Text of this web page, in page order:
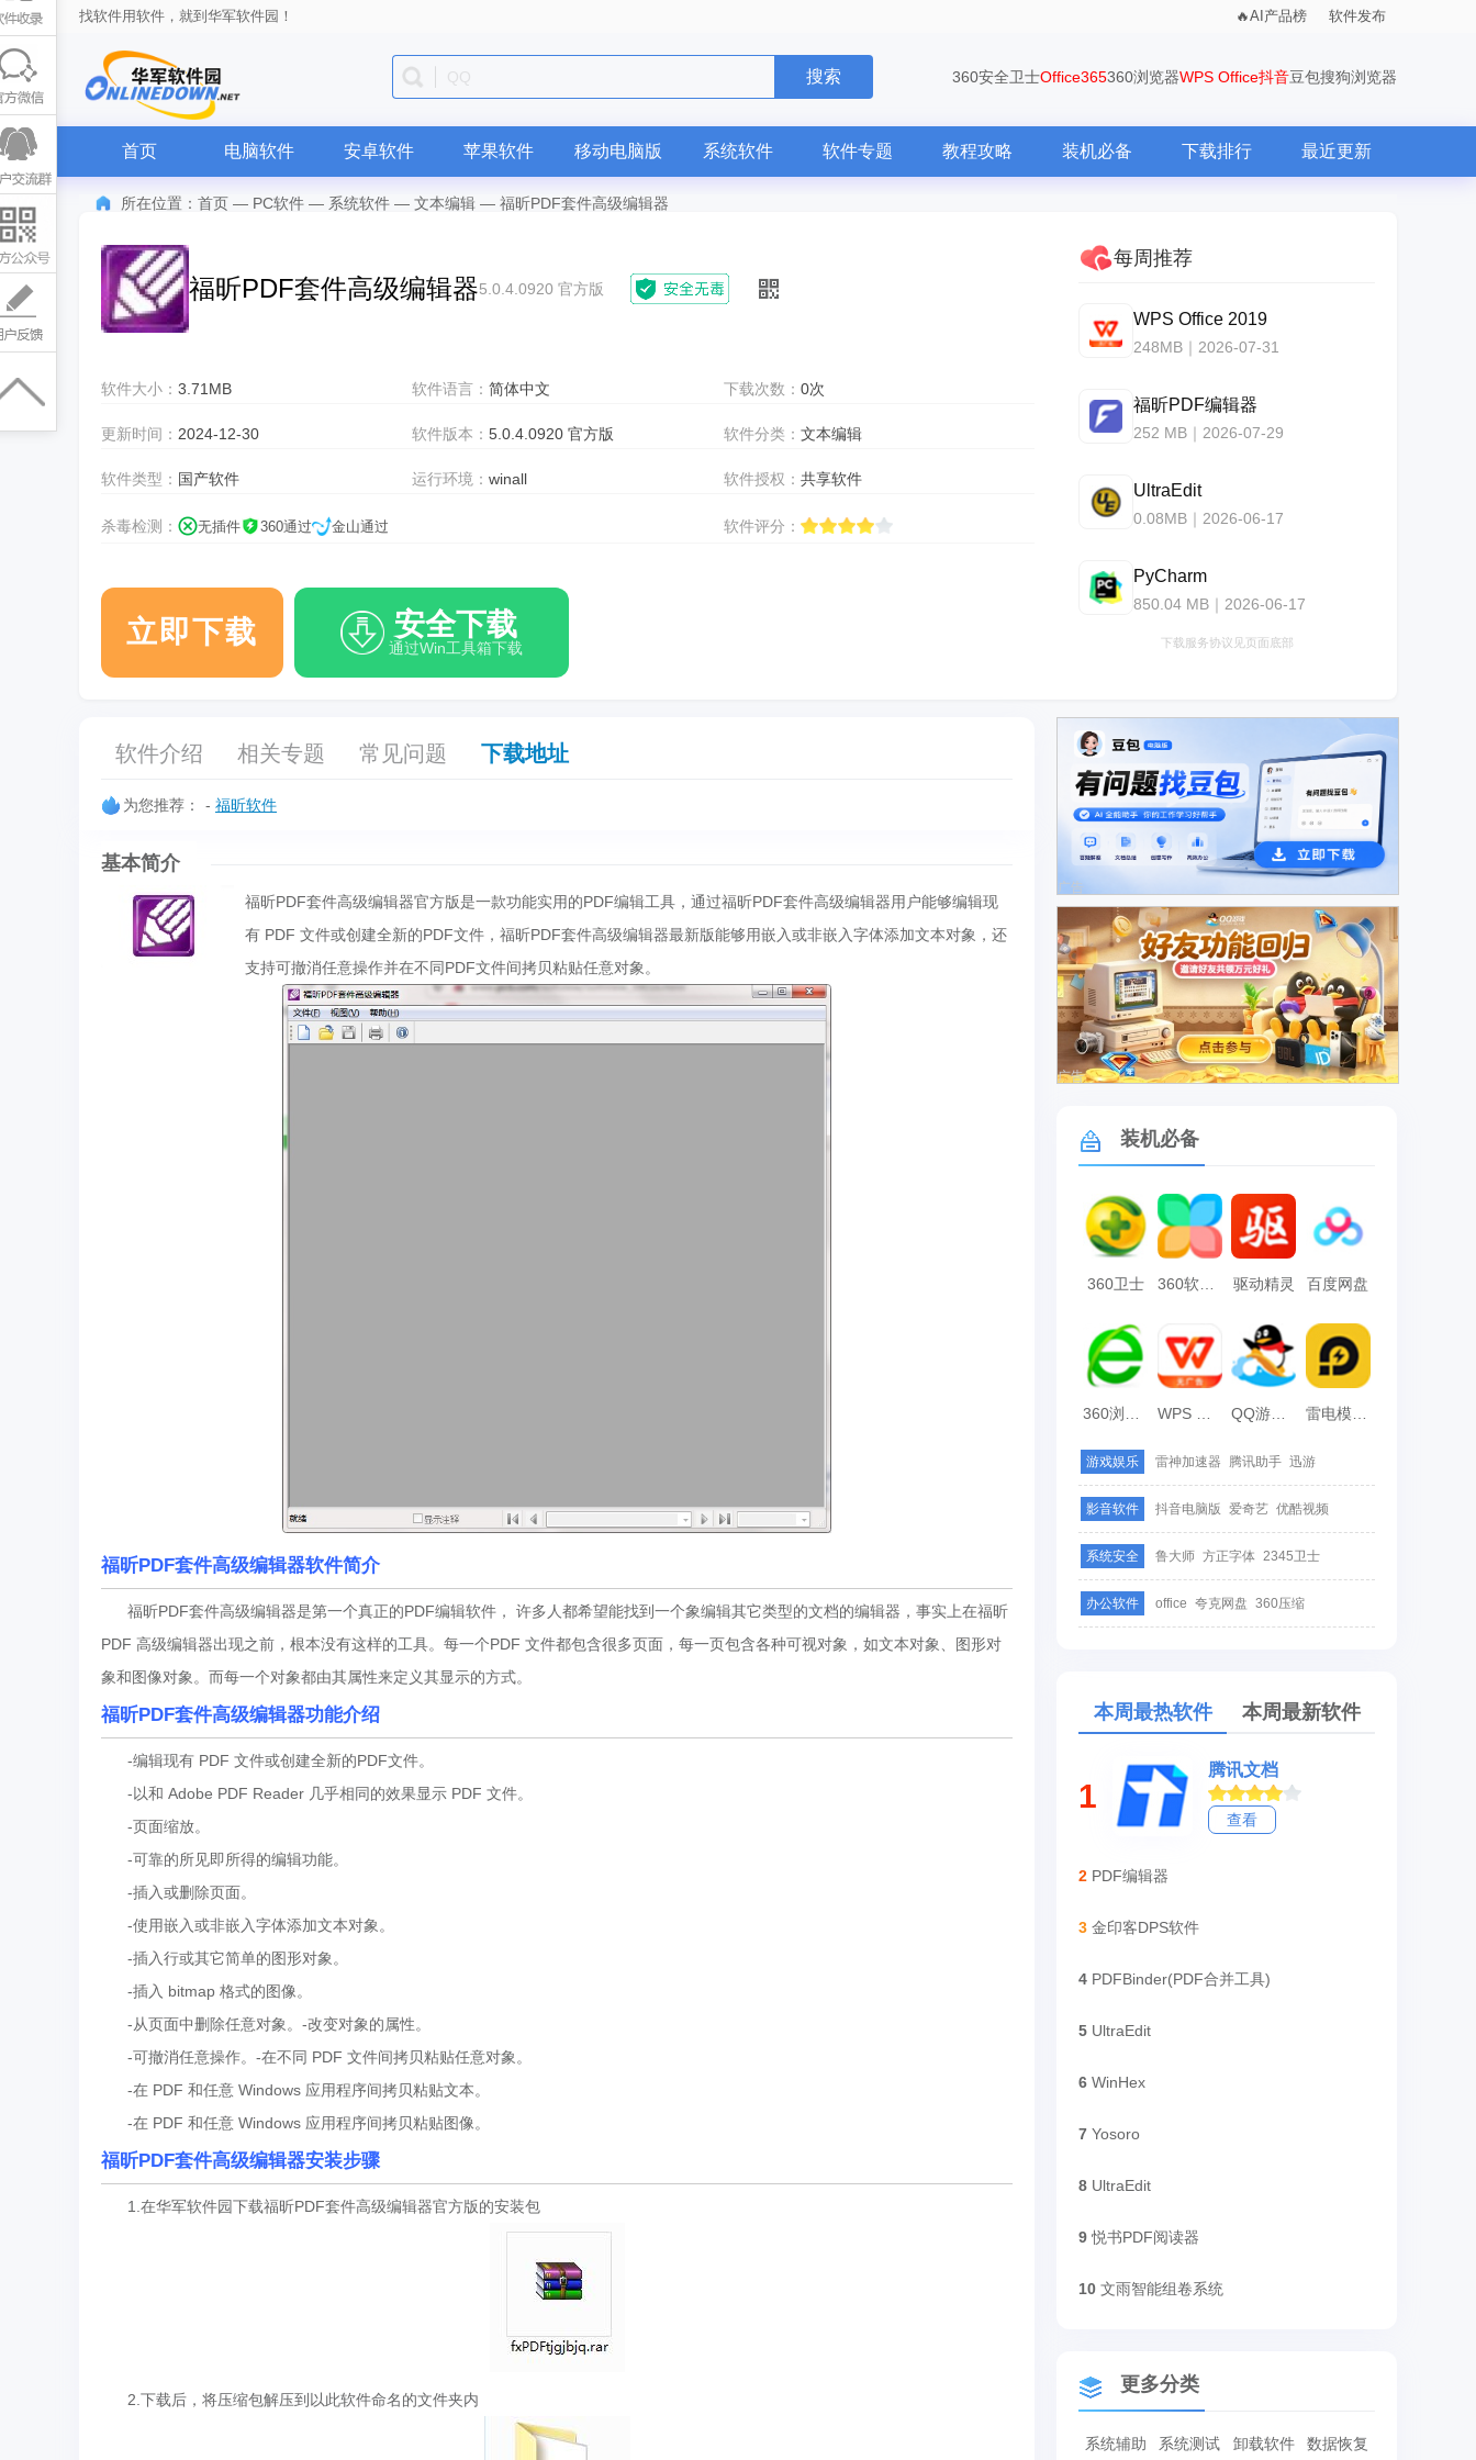
找软件用软件，就到华军软件园！ AI产品榜 软件发布
迅雷 搜索 360安全卫士Office365360浏览器WPS Office抖音豆包搜狗浏览器
首页 电脑软件 安卓软件 苹果软件 移动电脑版 系统软件 软件专题 教程攻略 装机必备 下载排行 最近更新
所在位置： 首页 — PC软件 — 系统软件 — 文本编辑 — 福昕PDF套件高级编辑器
福昕PDF套件高级编辑器5.0.4.0920 官方版
软件大小： 3.71MB 软件语言：简体中文 下载次数： 0次
更新时间： 2024-12-30 软件版本：5.0.4.0920 官方版 软件分类： 文本编辑
软件类型： 国产软件 运行环境：winall 软件授权： 共享软件
杀毒检测： 无插件 360通过 金山通过 软件评分：
立即下载 安全下载
通过Win工具箱下载
每周推荐
WPS Office 2019
248MB｜2026-07-31
福昕PDF编辑器
252 MB｜2026-07-29
UltraEdit
0.08MB｜2026-06-17
PyCharm
850.04 MB｜2026-06-17
下载服务协议见页面底部
软件介绍 相关专题 常见问题 下载地址
为您推荐： - 福昕软件
基本简介
福昕PDF套件高级编辑器官方版是一款功能实用的PDF编辑工具，通过福昕PDF套件高级编辑器用户能够编辑现
有 PDF 文件或创建全新的PDF文件，福昕PDF套件高级编辑器最新版能够用嵌入或非嵌入字体添加文本对象，还
支持可撤消任意操作并在不同PDF文件间拷贝粘贴任意对象。
福昕PDF套件高级编辑器软件简介
福昕PDF套件高级编辑器是第一个真正的PDF编辑软件， 许多人都希望能找到一个象编辑其它类型的文档的编辑器，事实上在福昕
PDF 高级编辑器出现之前，根本没有这样的工具。每一个PDF 文件都包含很多页面，每一页包含各种可视对象，如文本对象、图形对
象和图像对象。而每一个对象都由其属性来定义其显示的方式。
福昕PDF套件高级编辑器功能介绍
-编辑现有 PDF 文件或创建全新的PDF文件。
-以和 Adobe PDF Reader 几乎相同的效果显示 PDF 文件。
-页面缩放。
-可靠的所见即所得的编辑功能。
-插入或删除页面。
-使用嵌入或非嵌入字体添加文本对象。
-插入行或其它简单的图形对象。
-插入 bitmap 格式的图像。
-从页面中删除任意对象。-改变对象的属性。
-可撤消任意操作。-在不同 PDF 文件间拷贝粘贴任意对象。
-在 PDF 和任意 Windows 应用程序间拷贝粘贴文本。
-在 PDF 和任意 Windows 应用程序间拷贝粘贴图像。
福昕PDF套件高级编辑器安装步骤
1.在华军软件园下载福昕PDF套件高级编辑器官方版的安装包
2.下载后，将压缩包解压到以此软件命名的文件夹内
广告
广告
装机必备
360卫士 360软件管家 驱动精灵 百度网盘
雷电模拟器
游戏娱乐 雷神加速器 腾讯助手 迅游
影音软件 抖音电脑版 爱奇艺 优酷视频
系统安全 鲁大师 方正字体 2345卫士
办公软件 office 夸克网盘 360压缩
本周最热软件 本周最新软件
1
腾讯文档
查看
2 PDF编辑器
3 金印客DPS软件
4 PDFBinder(PDF合并工具)
5 UltraEdit
6 WinHex
7 Yosoro
8 UltraEdit
9 悦书PDF阅读器
10 文雨智能组卷系统
更多分类
系统辅助 系统测试 卸载软件 数据恢复